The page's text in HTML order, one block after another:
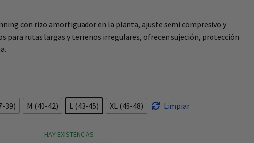
con rizo amortiguador en la planta, ajuste semi compresivo y
para rutas largas y terrenos irregulares, ofrecen sujeción, protección
39) M (40-42) L (43-45) XL (46-48) Limpiar
HAY EXISTENCIAS